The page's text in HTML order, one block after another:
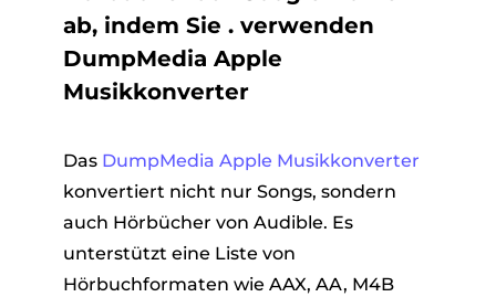
ab, indem Sie . verwenden
DumpMedia Apple
Musikkonverter
Das DumpMedia Apple Musikkonverter
konvertiert nicht nur Songs, sondern
auch Hörbücher von Audible. Es
unterstützt eine Liste von
Hörbuchformaten wie AAX, AA, M4B